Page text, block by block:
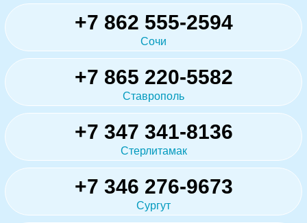
+7 862 555-2594
Сочи
+7 865 220-5582
Ставрополь
+7 347 341-8136
Стерлитамак
+7 346 276-9673
Сургут